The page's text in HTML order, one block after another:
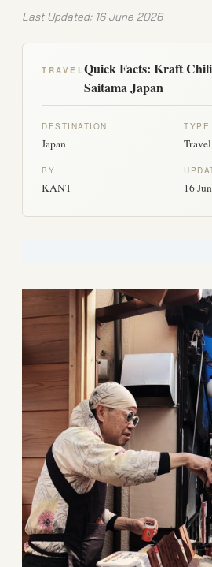
Last Updated: 16 June 2026
TRAVEL Quick Facts: Kraft
Saitama Japan
DESTINATION
Japan
TYPE
BY
KANT 16